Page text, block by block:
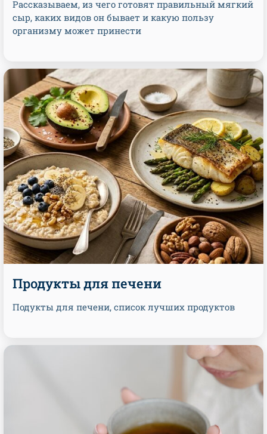
Рассказываем, из чего готовят правильный мягкий
сыр, каких видов он бывает и какую пользу
организму может принести
Продукты для печени
Подукты для печени, список лучших продуктов